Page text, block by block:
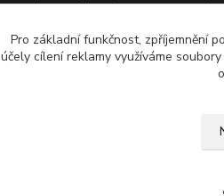
Pro základní funkčnost, zpříjemnění
účely cílení reklamy využíváme